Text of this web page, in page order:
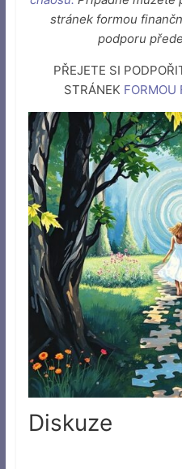
stránek formou
podporu
PŘEJETE SI
STRÁNEK FORMOU
Diskuze